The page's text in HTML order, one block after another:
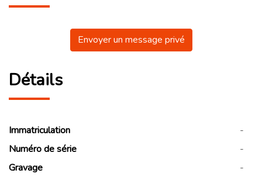
Envoyer un message privé
Détails
Immatriculation
-
Numéro de série
-
Gravage
-